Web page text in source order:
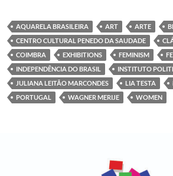
b
o
o
k
t
e
r
e
d
I
s
A
p
p
AQUARELA BRASILEIRA ART ARTE
CENTRO CULTURAL PENEDO DA SAUDADE
COIMBRA
EXHIBITIONS FEMINISM
INDEPENDÊNCIA DO BRASIL
INSTITUTO
JULIANA LEITÃO MARCONDES
LIA TESTA
PORTUGAL
WAGNER MERIJE WOMEN